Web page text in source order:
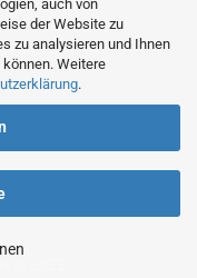
auch von
der Website zu
zu analysieren und Ihnen
Weitere
.